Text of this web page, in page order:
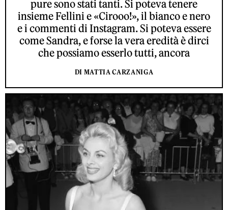
pure sono stati tanti. Si poteva tenere
insieme Fellini e «Cirooo!», il bianco e nero
e i commenti di Instagram. Si poteva essere
come Sandra, e forse la vera eredità è dirci
che possiamo esserlo tutti, ancora
DI MATTIA CARZANIGA